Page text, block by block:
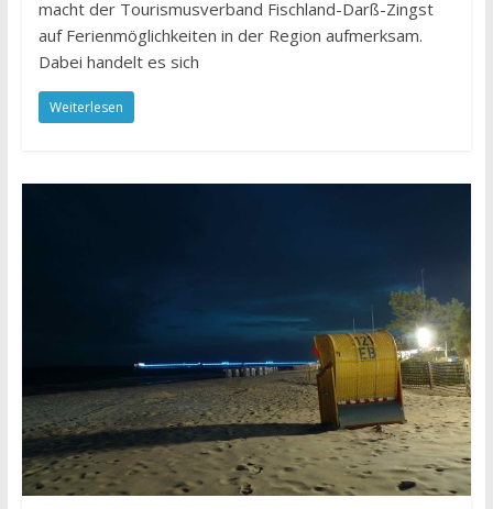
macht der Tourismusverband Fischland-Darß-Zingst
auf Ferienmöglichkeiten in der Region aufmerksam.
Dabei handelt es sich
Weiterlesen